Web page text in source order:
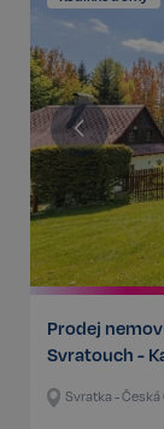
Prodej
Svratouch -
Svratka - Česká